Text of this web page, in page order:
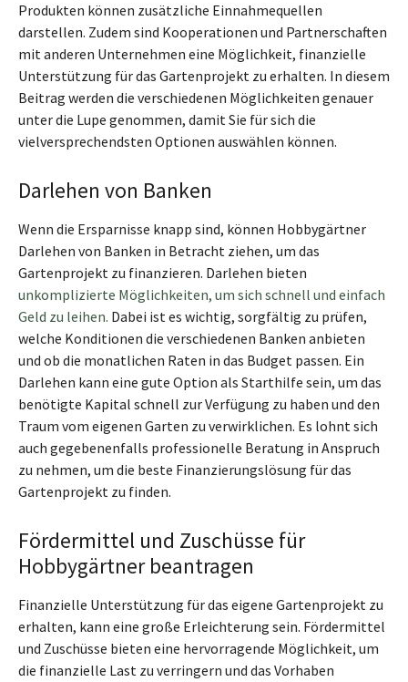
Produkten können zusätzliche Einnahmequellen
darstellen. Zudem sind Kooperationen und Partnerschaften
mit anderen Unternehmen eine Möglichkeit, finanzielle
Unterstützung für das Gartenprojekt zu erhalten. In diesem
Beitrag werden die verschiedenen Möglichkeiten genauer
unter die Lupe genommen, damit Sie für sich die
vielversprechendsten Optionen auswählen können.
Darlehen von Banken
Wenn die Ersparnisse knapp sind, können Hobbygärtner
Darlehen von Banken in Betracht ziehen, um das
Gartenprojekt zu finanzieren. Darlehen bieten
unkomplizierte Möglichkeiten, um sich schnell und einfach
Geld zu leihen. Dabei ist es wichtig, sorgfältig zu prüfen,
welche Konditionen die verschiedenen Banken anbieten
und ob die monatlichen Raten in das Budget passen. Ein
Darlehen kann eine gute Option als Starthilfe sein, um das
benötigte Kapital schnell zur Verfügung zu haben und den
Traum vom eigenen Garten zu verwirklichen. Es lohnt sich
auch gegebenenfalls professionelle Beratung in Anspruch
zu nehmen, um die beste Finanzierungslösung für das
Gartenprojekt zu finden.
Fördermittel und Zuschüsse für
Hobbygärtner beantragen
Finanzielle Unterstützung für das eigene Gartenprojekt zu
erhalten, kann eine große Erleichterung sein. Fördermittel
und Zuschüsse bieten eine hervorragende Möglichkeit, um
die finanzielle Last zu verringern und das Vorhaben